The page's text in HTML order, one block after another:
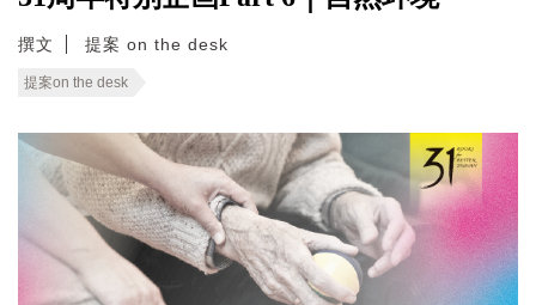
撰文 提案 on the desk
提案on the desk